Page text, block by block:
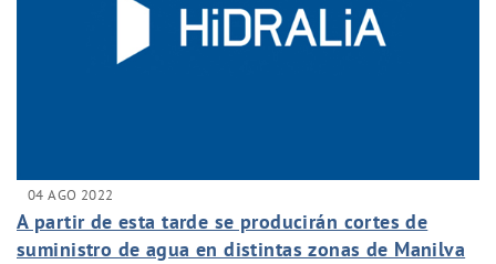
04 AGO 2022
A partir de esta tarde se producirán cortes de
suministro de agua en distintas zonas de Manilva